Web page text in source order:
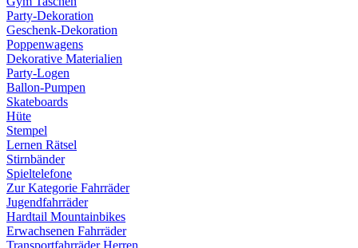
Party-Dekoration
Geschenk-Dekoration
Poppenwagens
Dekorative Materialien
Party-Logen
Ballon-Pumpen
Skateboards
Hüte
Stempel
Lernen Rätsel
Stirnbänder
Spieltelefone
Zur Kategorie Fahrräder
Jugendfahrräder
Hardtail Mountainbikes
Erwachsenen Fahrräder
Transportfahrräder Herren